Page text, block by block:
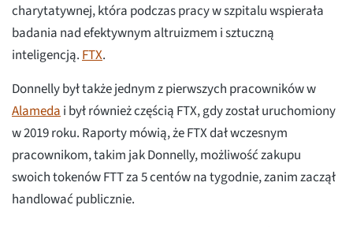
charytatywnej, która podczas pracy w szpitalu wspierała
badania nad efektywnym altruizmem i sztuczną
inteligencją.FTX.
Donnelly był także jednym z pierwszych pracowników w
Alamedai był również częścią FTX, gdy został uruchomiony
w 2019 roku. Raporty mówią, że FTX dał wczesnym
pracownikom, takim jak Donnelly, możliwość zakupu
swoich tokenów FTT za 5 centów na tygodnie, zanim zaczął
handlować publicznie.